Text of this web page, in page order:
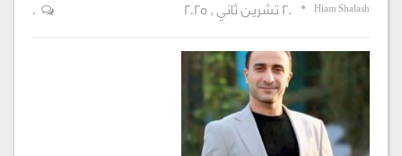
Hiam Shalash 20 تشرين ثاني , 2025 0